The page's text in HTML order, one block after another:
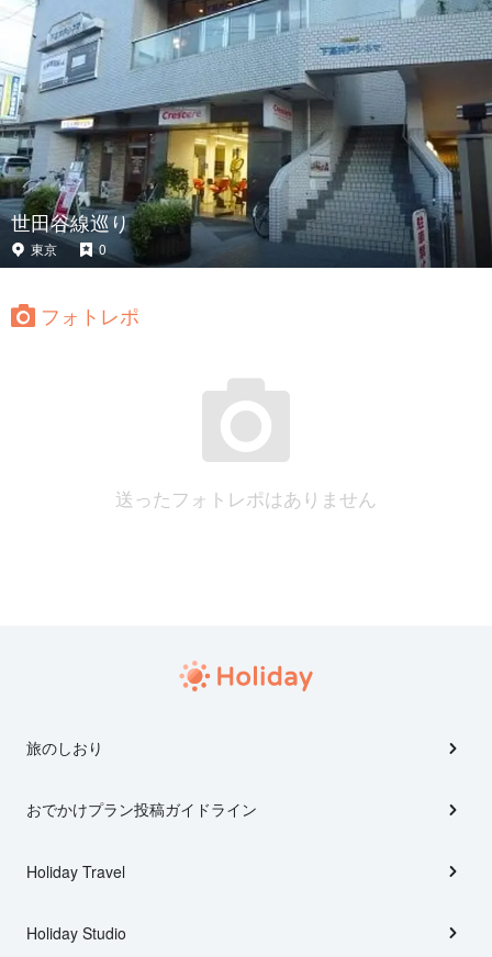
世田谷線巡り
東京 0
フォトレポ
送ったフォトレポはありません
旅のしおり
おでかけプラン投稿ガイドライン
Holiday Travel
Holiday Studio